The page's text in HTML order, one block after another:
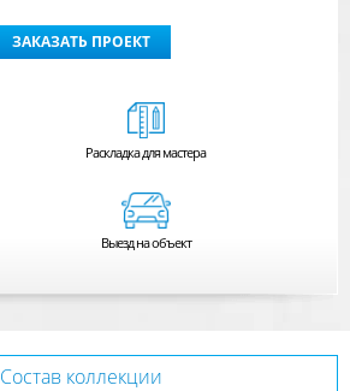
ЗАКАЗАТЬ ПРОЕКТ
Раскладка для мастера
Выезд на объект
Состав коллекции